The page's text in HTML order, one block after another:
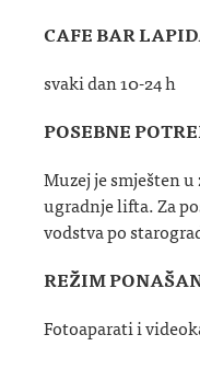
CAFE BAR
svaki dan 10-24 h
POSEBNE
Muzej je smješten
ugradnje lifta. Za
vodstva po
REŽIM
Fotoaparati i